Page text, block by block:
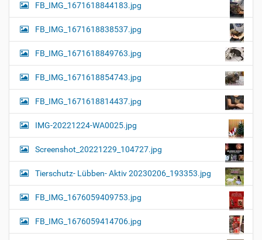
FB_IMG_1671618844183.jpg
FB_IMG_1671618838537.jpg
FB_IMG_1671618849763.jpg
FB_IMG_1671618854743.jpg
FB_IMG_1671618814437.jpg
IMG-20221224-WA0025.jpg
Screenshot_20221229_104727.jpg
Tierschutz- Lübben- Aktiv 20230206_193353.jpg
FB_IMG_1676059409753.jpg
FB_IMG_1676059414706.jpg